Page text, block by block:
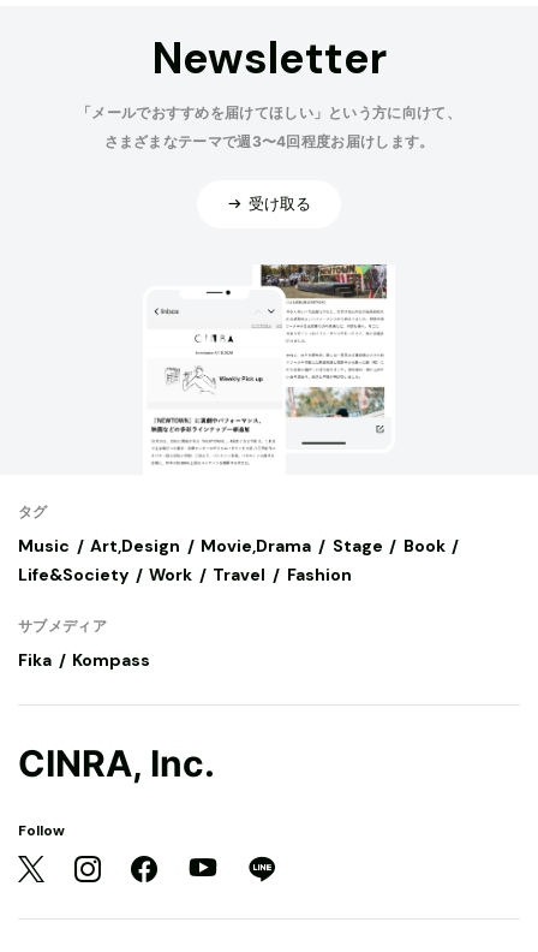
Newsletter
「メールでおすすめを届けてほしい」という方に向けて、
さまざまなテーマで週3〜4回程度お届けします。
受け取る
タグ
Music Art,Design Movie,Drama Stage
Book
Life&Society
Work Travel Fashion
サブメディア
Fika Kompass
CINRA, Inc.
Follow